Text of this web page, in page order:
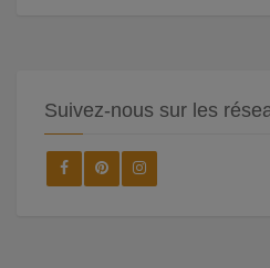
Suivez-nous sur les